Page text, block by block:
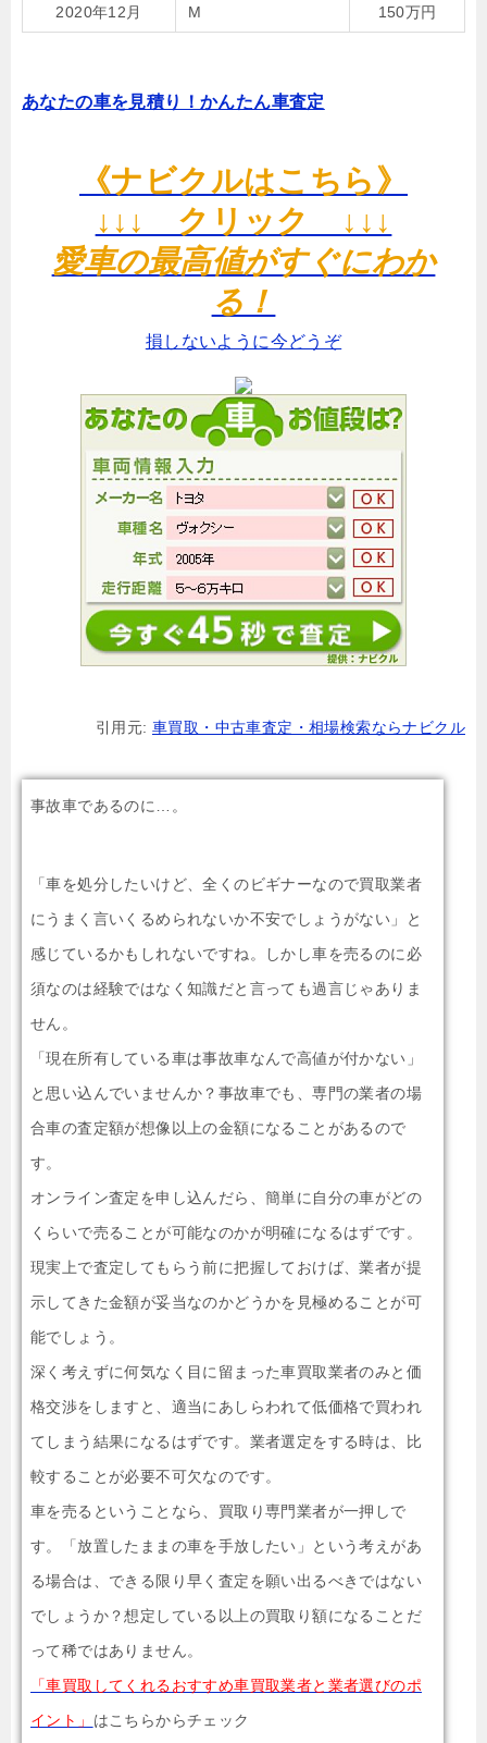
2020年12月 M 150万円
あなたの車を見積り！かんたん車査定
《ナビクルはこちら》
↓↓↓ クリック ↓↓↓
愛車の最高値がすぐにわか
る！
損しないように今どうぞ
引用元: 車買取・中古車査定・相場検索ならナビクル
事故車であるのに…。
「車を処分したいけど、全くのビギナーなので買取業者
にうまく言いくるめられないか不安でしょうがない」と
感じているかもしれないですね。しかし車を売るのに必
須なのは経験ではなく知識だと言っても過言じゃありま
せん。
「現在所有している車は事故車なんで高値が付かない」
と思い込んでいませんか？事故車でも、専門の業者の場
合車の査定額が想像以上の金額になることがあるので
す。
オンライン査定を申し込んだら、簡単に自分の車がどの
くらいで売ることが可能なのかが明確になるはずです。
現実上で査定してもらう前に把握しておけば、業者が提
示してきた金額が妥当なのかどうかを見極めることが可
能でしょう。
深く考えずに何気なく目に留まった車買取業者のみと価
格交渉をしますと、適当にあしらわれて低価格で買われ
てしまう結果になるはずです。業者選定をする時は、比
較することが必要不可欠なのです。
車を売るということなら、買取り専門業者が一押しで
す。「放置したままの車を手放したい」という考えがあ
る場合は、できる限り早く査定を願い出るべきではない
でしょうか？想定している以上の買取り額になることだ
って稀ではありません。
「車買取してくれるおすすめ車買取業者と業者選びのポ
イント」 はこちらからチェック